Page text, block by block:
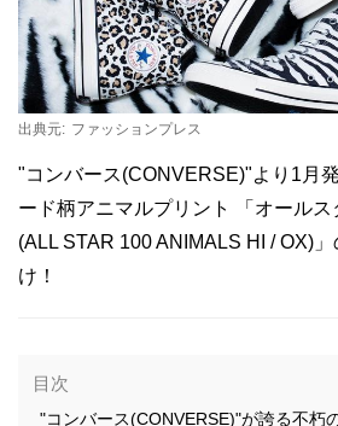
出典元: ファッションプレス
"コンバース(CONVERSE)"より1月
ード柄アニマルプリント 「オール
(ALL STAR 100 ANIMALS HI / OX)
け！
目次
"コンバース(CONVERSE)"が誇る不朽